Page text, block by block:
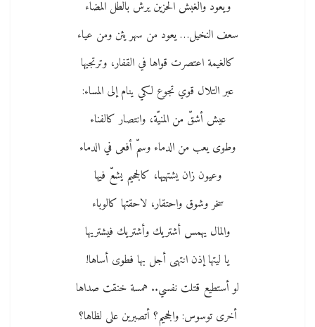
ويعود والغبش الحزين يرش بالطل المضاء
سعف النخيل… يعود من سهر يئن ومن عياء
كالغيمة اعتصرت قواها في القفار، وترتجيها
عبر التلال قوي تجوع لكي ينام إلى المساء:
عيش أشقّ من المنيّة، وانتصار كالفناء
وطوى يعب من الدماء وسمّ أفعى في الدماء
وعيون زان يشتهيها، كالجحيم يشعّ فيها
سخر وشوق واحتقار، لاحقتها كالوباء
والمال يهمس أشتريك وأشتريك فيشتريها
يا ليتها إذن انتهى أجل بها فطوى أساها!
لو أستطيع قتلت نفسي.. همسة خنقت صداها
أخرى توسوس: والجحيم؟ أتصبرين على لظاها؟